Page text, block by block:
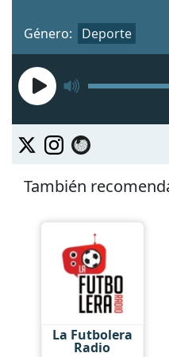
Género: Deporte
También
La Futbolera
Radio